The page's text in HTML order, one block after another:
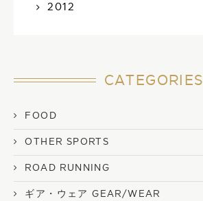
2012
CATEGORIES
FOOD
OTHER SPORTS
ROAD RUNNING
ギア・ウェア GEAR/WEAR